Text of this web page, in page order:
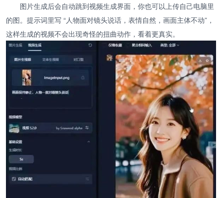
图片生成后会自动跳到视频生成界面，你也可以上传自己电脑里
的图。提示词里写 “人物面对镜头说话，表情自然，画面主体不动”，
这样生成的视频不会出现奇怪的扭曲动作，看着更真实。